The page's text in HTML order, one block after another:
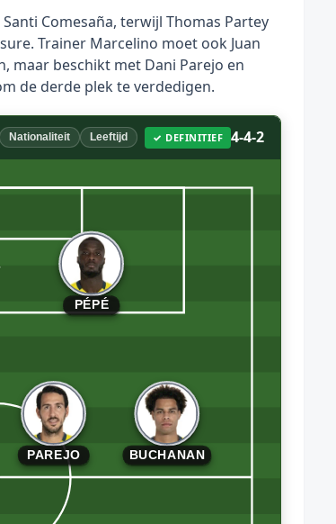
Comesaña, terwijl Thomas Partey
Trainer Marcelino moet ook Juan
maar beschikt met Dani Parejo en
de derde plek te verdedigen.
Nationaliteit Leeftijd ✓ DEFINITIEF 4-4-2
PAREJO BUCHANAN
PÉPÉ